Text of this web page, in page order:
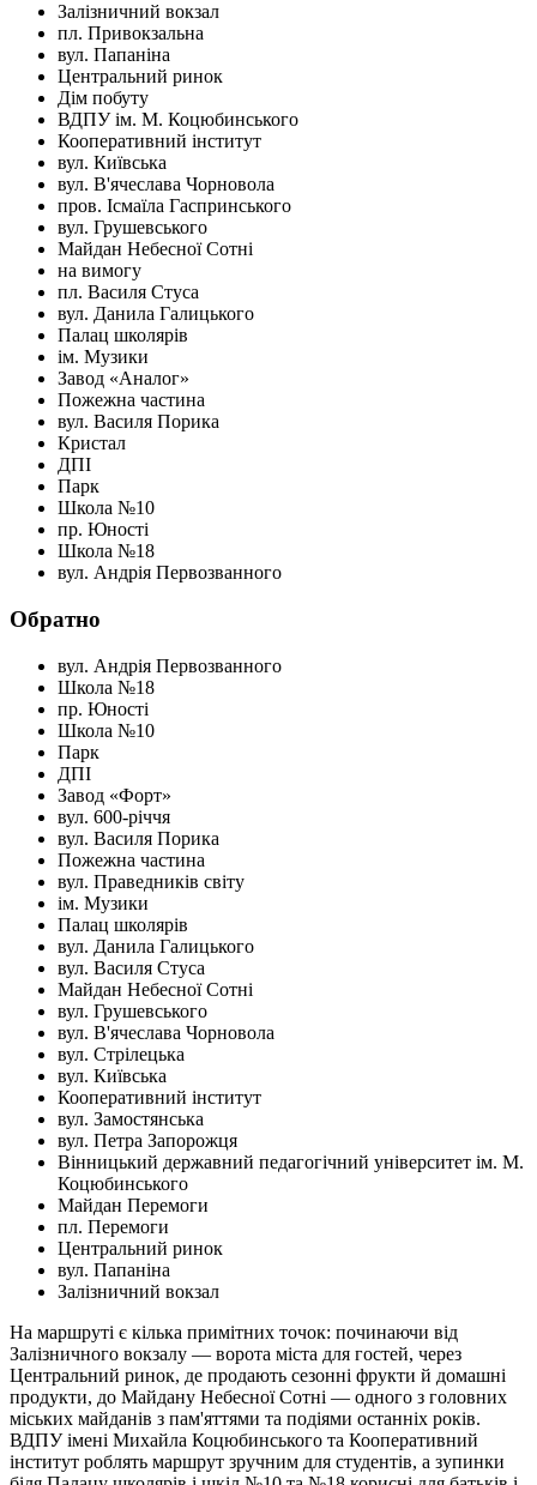
Залізничний вокзал
пл. Привокзальна
вул. Папаніна
Центральний ринок
Дім побуту
ВДПУ ім. М. Коцюбинського
Кооперативний інститут
вул. Київська
вул. В'ячеслава Чорновола
пров. Ісмаїла Гаспринського
вул. Грушевського
Майдан Небесної Сотні
на вимогу
пл. Василя Стуса
вул. Данила Галицького
Палац школярів
ім. Музики
Завод «Аналог»
Пожежна частина
вул. Василя Порика
Кристал
ДПІ
Парк
Школа №10
пр. Юності
Школа №18
вул. Андрія Первозванного
Обратно
вул. Андрія Первозванного
Школа №18
пр. Юності
Школа №10
Парк
ДПІ
Завод «Форт»
вул. 600-річчя
вул. Василя Порика
Пожежна частина
вул. Праведників світу
ім. Музики
Палац школярів
вул. Данила Галицького
вул. Василя Стуса
Майдан Небесної Сотні
вул. Грушевського
вул. В'ячеслава Чорновола
вул. Стрілецька
вул. Київська
Кооперативний інститут
вул. Замостянська
вул. Петра Запорожця
Вінницький державний педагогічний університет ім. М.
Коцюбинського
Майдан Перемоги
пл. Перемоги
Центральний ринок
вул. Папаніна
Залізничний вокзал
На маршруті є кілька примітних точок: починаючи від
Залізничного вокзалу — ворота міста для гостей, через
Центральний ринок, де продають сезонні фрукти й домашні
продукти, до Майдану Небесної Сотні — одного з головних
міських майданів з пам'яттями та подіями останніх років.
ВДПУ імені Михайла Коцюбинського та Кооперативний
інститут роблять маршрут зручним для студентів, а зупинки